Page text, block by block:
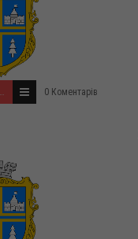
Розпорядження міського голови за 2022 рік 0 Коментарів